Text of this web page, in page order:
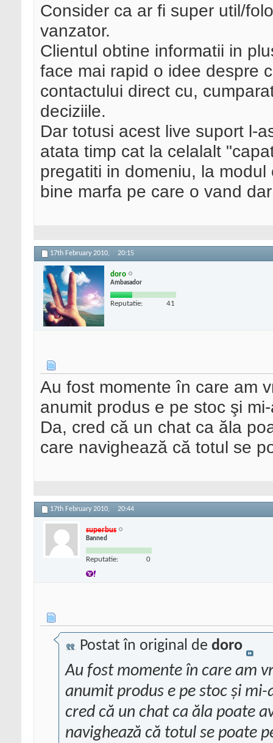
Consider ca ar fi super util/
vanzator.
Clientul obtine informatii in
face mai rapid o idee despre
contactului direct cu,
deciziile.
Dar totusi acest live suport l-
atata timp cat la celalalt
pregatiti in domeniu, la
bine marfa pe care o vand
17th February 2010, 20:15
doro
Ambasador
Reputatie: 41
Au fost momente în care am
anumit produs e pe stoc şi
Da, cred că un chat ca ăla
care navighează că totul se
17th February 2010, 20:44
superbus
Banned
Reputatie: 0
Postat în original de doro
Au fost momente în care am
anumit produs e pe stoc şi
cred că un chat ca ăla poate
navighează că totul se poate